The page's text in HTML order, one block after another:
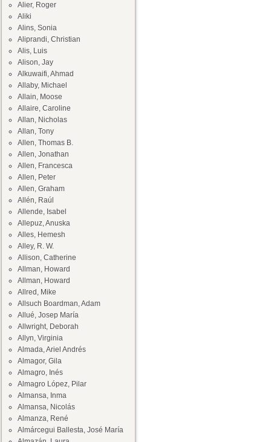
Alier, Roger
Aliki
Alins, Sonia
Aliprandi, Christian
Alis, Luis
Alison, Jay
Alkuwaifi, Ahmad
Allaby, Michael
Allain, Moose
Allaire, Caroline
Allan, Nicholas
Allan, Tony
Allen, Thomas B.
Allen, Jonathan
Allen, Francesca
Allen, Peter
Allen, Graham
Allén, Raúl
Allende, Isabel
Allepuz, Anuska
Alles, Hemesh
Alley, R. W.
Allison, Catherine
Allman, Howard
Allman, Howard
Allred, Mike
Allsuch Boardman, Adam
Allué, Josep María
Allwright, Deborah
Allyn, Virginia
Almada, Ariel Andrés
Almagor, Gila
Almagro, Inés
Almagro López, Pilar
Almansa, Inma
Almansa, Nicolás
Almanza, René
Almárcegui Ballesta, José María